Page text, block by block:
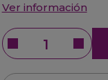
Ver información